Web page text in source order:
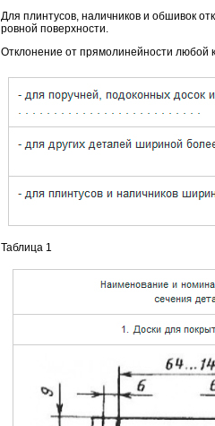
Для плинтусов, наличников и обшивок
ровной поверхности.
Отклонение от прямолинейности любой
Таблица 1